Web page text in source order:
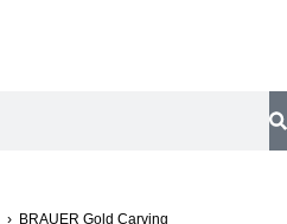
› BRAUER Gold Carving